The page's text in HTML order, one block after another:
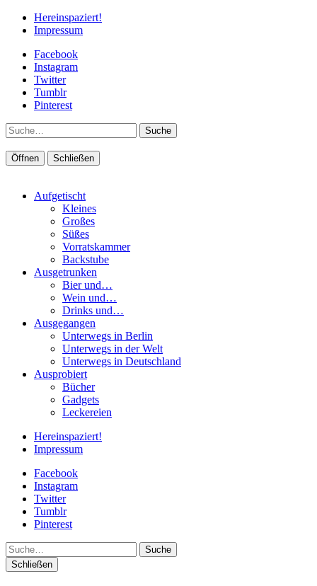
Hereinspaziert!
Impressum
Facebook
Instagram
Twitter
Tumblr
Pinterest
Suche
Öffnen Schließen
Aufgetischt
Kleines
Großes
Süßes
Vorratskammer
Backstube
Ausgetrunken
Bier und…
Wein und…
Drinks und…
Ausgegangen
Unterwegs in Berlin
Unterwegs in der Welt
Unterwegs in Deutschland
Ausprobiert
Bücher
Gadgets
Leckereien
Hereinspaziert!
Impressum
Facebook
Instagram
Twitter
Tumblr
Pinterest
Suche
Schließen